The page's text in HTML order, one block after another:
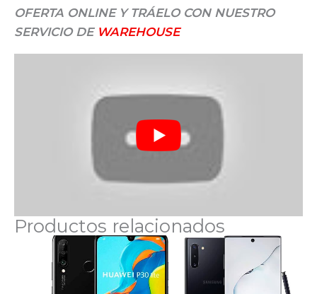
OFERTA ONLINE Y TRÁELO CON NUESTRO
SERVICIO DE WAREHOUSE
Productos relacionados